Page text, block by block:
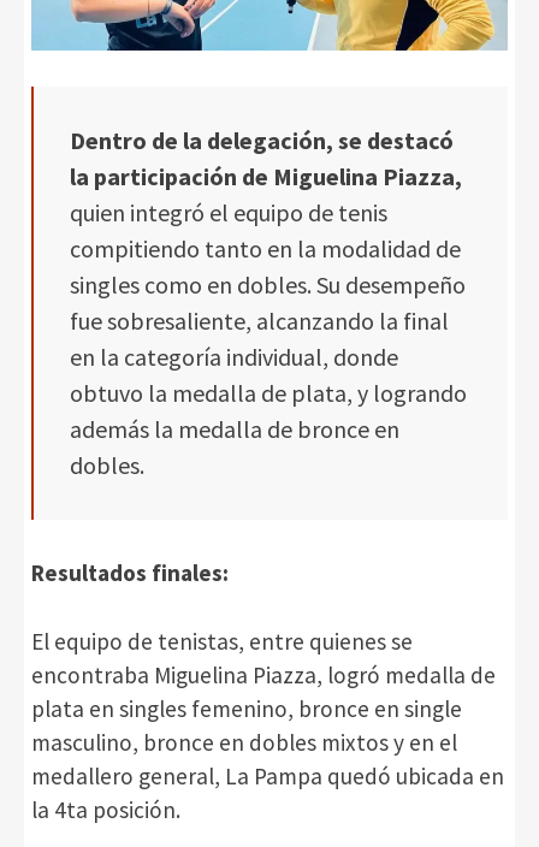
Dentro de la delegación, se destacó
la participación de Miguelina Piazza,
quien integró el equipo de tenis
compitiendo tanto en la modalidad de
singles como en dobles. Su desempeño
fue sobresaliente, alcanzando la final
en la categoría individual, donde
obtuvo la medalla de plata, y logrando
además la medalla de bronce en
dobles.
Resultados finales:
El equipo de tenistas, entre quienes se
encontraba Miguelina Piazza, logró medalla de
plata en singles femenino, bronce en single
masculino, bronce en dobles mixtos y en el
medallero general, La Pampa quedó ubicada en
la 4ta posición.